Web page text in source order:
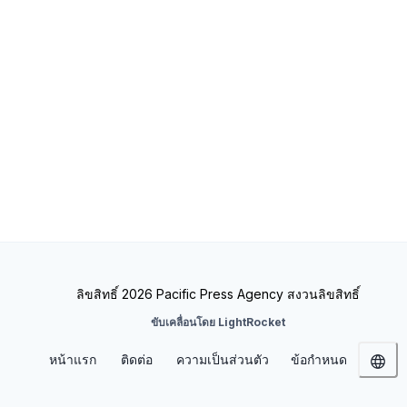
ลิขสิทธิ์ 2026 Pacific Press Agency สงวนลิขสิทธิ์
ขับเคลื่อนโดย LightRocket
หน้าแรก ติดต่อ ความเป็นส่วนตัว ข้อกำหนด